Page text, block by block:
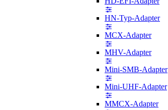
HN-Typ-Adapter
MCX-Adapter
MHV-Adapter
Mini-SMB-Adapter
Mini-UHF-Adapter
MMCX-Adapter